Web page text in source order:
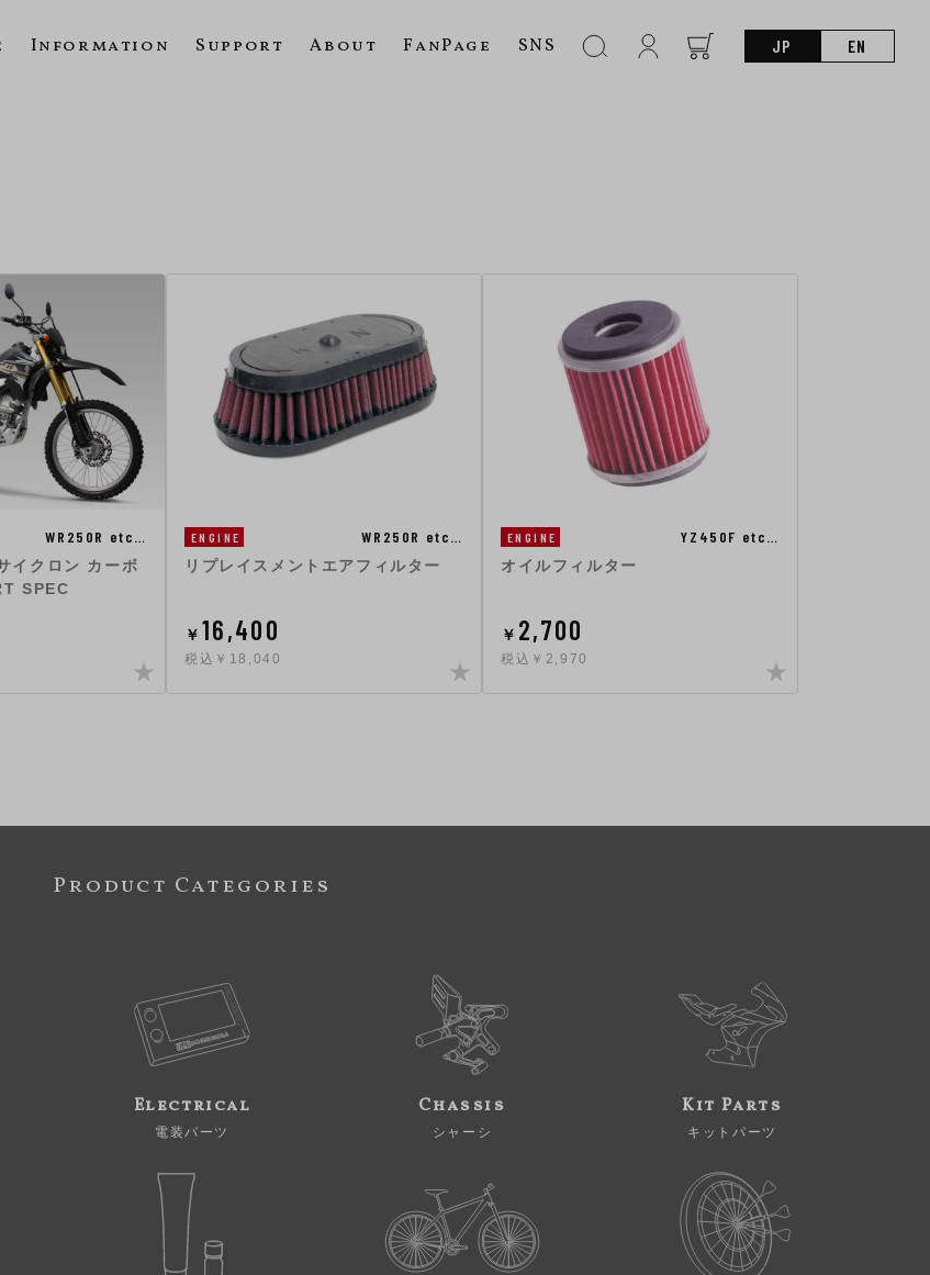
Information Support About FanPage SNS JP EN
WR250R etc…
クロン カーボ
SPEC
ENGINE WR250R etc…
リプレイスメントエアフィルター
￥ 16,400
税込￥18,040
ENGINE YZ450F etc…
オイルフィルター
￥ 2,700
税込￥2,970
Product Categories
Electrical
電装パーツ
Chassis
シャーシ
Kit Parts
キットパーツ